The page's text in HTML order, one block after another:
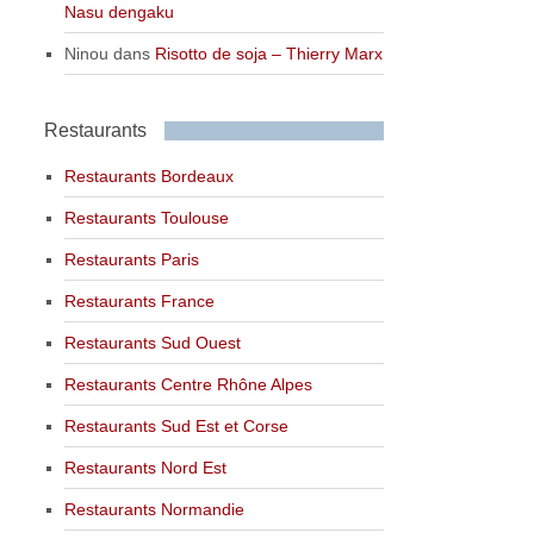
Nasu dengaku
Ninou dans Risotto de soja – Thierry Marx
Restaurants
Restaurants Bordeaux
Restaurants Toulouse
Restaurants Paris
Restaurants France
Restaurants Sud Ouest
Restaurants Centre Rhône Alpes
Restaurants Sud Est et Corse
Restaurants Nord Est
Restaurants Normandie